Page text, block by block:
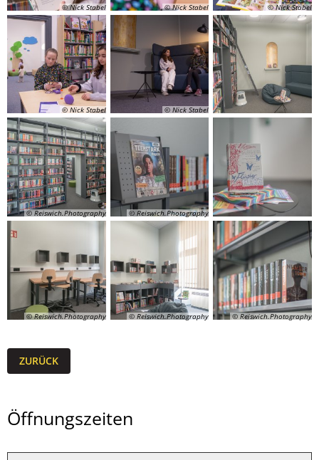
© Nick Stabel © Nick Stabel © Nick Stabel
© Nick Stabel © Nick Stabel
© Reiswich.Photography © Reiswich.Photography
© Reiswich.Photography © Reiswich.Photography © Reiswich.Photography
ZURÜCK
Öffnungszeiten